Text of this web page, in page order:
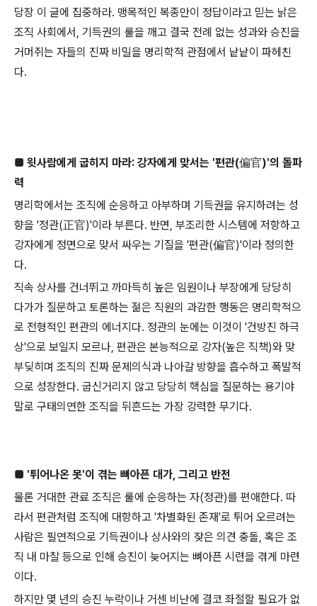
당장 이 글에 집중하라. 맹목적인 복종만이 정답이라고 믿는 낡은
조직 사회에서, 기득권의 룰을 깨고 결국 전례 없는 성과와 승진을
거머쥐는 자들의 진짜 비밀을 명리학적 관점에서 낱낱이 파헤친
다.
■ 윗사람에게 굽히지 마라: 강자에게 맞서는 '편관(偏官)'의 돌파
력
명리학에서는 조직에 순응하고 아부하며 기득권을 유지하려는 성
향을 '정관(正官)'이라 부른다. 반면, 부조리한 시스템에 저항하고
강자에게 정면으로 맞서 싸우는 기질을 '편관(偏官)'이라 정의한
다.
직속 상사를 건너뛰고 까마득히 높은 임원이나 부장에게 당당히
다가가 질문하고 토론하는 젊은 직원의 과감한 행동은 명리학적으
로 전형적인 편관의 에너지다. 정관의 눈에는 이것이 '건방진 하극
상'으로 보일지 모르나, 편관은 본능적으로 강자(높은 직책)와 맞
부딪히며 조직의 진짜 문제의식과 나아갈 방향을 흡수하고 폭발적
으로 성장한다. 굽신거리지 않고 당당히 핵심을 질문하는 용기야
말로 구태의연한 조직을 뒤흔드는 가장 강력한 무기다.
■ '튀어나온 못'이 겪는 뼈아픈 대가, 그리고 반전
물론 거대한 관료 조직은 룰에 순응하는 자(정관)를 편애한다. 따
라서 편관처럼 조직에 대항하고 '차별화된 존재'로 튀어 오르려는
사람은 필연적으로 기득권이나 상사와의 잦은 의견 충돌, 혹은 조
직 내 마찰 등으로 인해 승진이 늦어지는 뼈아픈 시련을 겪게 마련
이다.
하지만 몇 년의 승진 누락이나 거센 비난에 결코 좌절할 필요가 없